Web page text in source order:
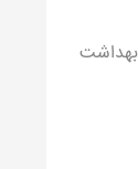
بهداشت